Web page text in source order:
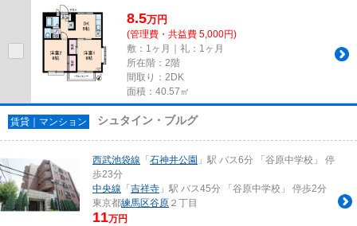
8.5万円
(管理費・共益費 5,000円)
敷：1ヶ月｜礼：1ヶ月
所在階：2階
間取り：2DK
面積：40.57㎡
賃貸｜マンション シュタイン・ブルグ
西武池袋線 「 石神井公園 」駅 バス6分 「谷原中学校」 停
歩23分
中央線 「 吉祥寺 」駅 バス45分 「谷原中学校」 停歩2分
東京都練馬区谷原 ２丁目
11万円